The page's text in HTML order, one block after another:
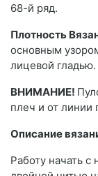
68-й ряд.
Плотность
основным
лицевой
ВНИМАНИЕ!
плеч и от линии
Описание
Работу начать